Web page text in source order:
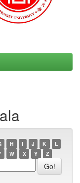
H I J K
L
W X Y Z